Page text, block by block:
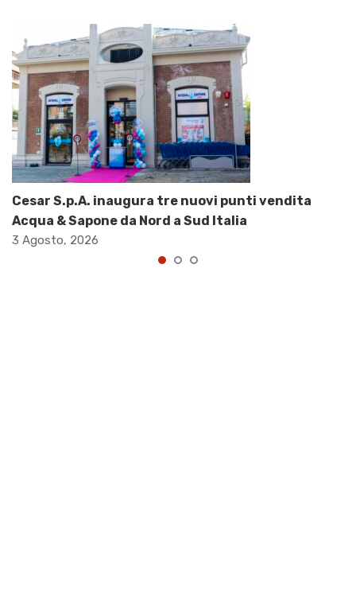
Cesar S.p.A. inaugura tre nuovi punti vendita
Acqua & Sapone da Nord a Sud Italia
3 Agosto, 2026